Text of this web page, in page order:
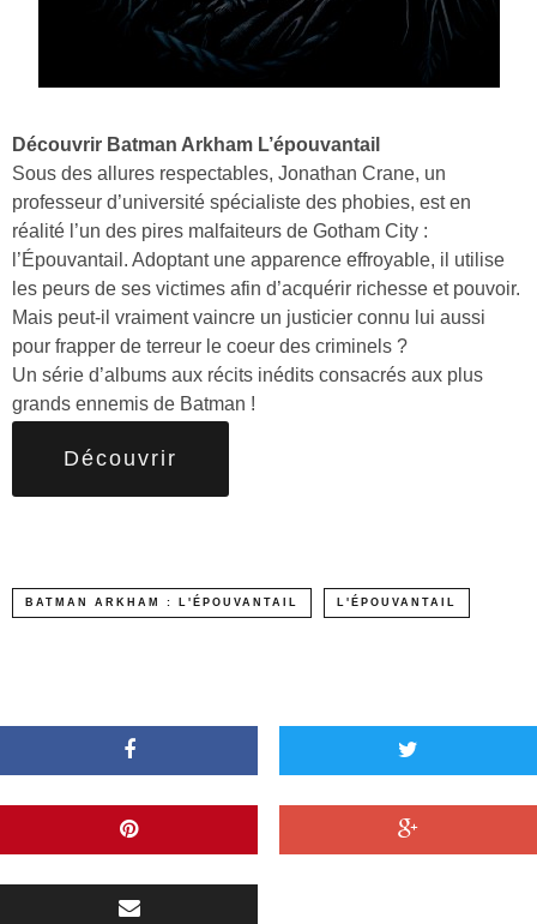
Découvrir Batman Arkham L’épouvantail
Sous des allures respectables, Jonathan Crane, un
professeur d’université spécialiste des phobies, est en
réalité l’un des pires malfaiteurs de Gotham City :
l’Épouvantail. Adoptant une apparence effroyable, il utilise
les peurs de ses victimes afin d’acquérir richesse et pouvoir.
Mais peut-il vraiment vaincre un justicier connu lui aussi
pour frapper de terreur le coeur des criminels ?
Un série d’albums aux récits inédits consacrés aux plus
grands ennemis de Batman !
Découvrir
BATMAN ARKHAM : L'ÉPOUVANTAIL L'ÉPOUVANTAIL